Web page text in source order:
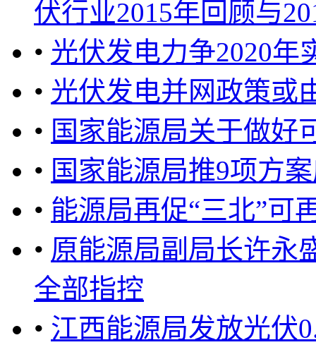
伏行业2015年回顾与
• 光伏发电力争2020年
• 光伏发电并网政策或
• 国家能源局关于做好
• 国家能源局推9项方
• 能源局再促“三北”可
• 原能源局副局长许永
全部指控
• 江西能源局发放光伏